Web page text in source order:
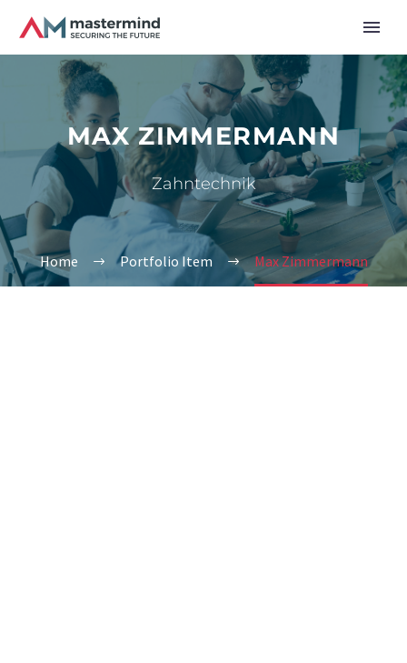
MAX ZIMMERMANN
Zahntechnik
Home Portfolio Item Max Zimmermann